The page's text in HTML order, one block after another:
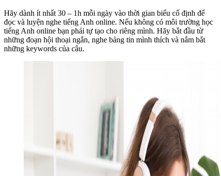
Hãy dành ít nhất 30 – 1h mỗi ngày vào thời gian biểu cố định để
đọc và luyện nghe tiếng Anh online. Nếu không có môi trường học
tiếng Anh online bạn phải tự tạo cho riêng mình. Hãy bắt đầu từ
những đoạn hội thoại ngắn, nghe bảng tin mình thích và nắm bắt
những keywords của câu.